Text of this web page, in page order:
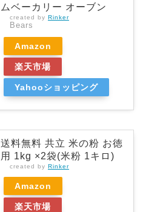
ムベーカリー オーブン
created by Rinker
Bears
Amazon
楽天市場
Yahooショッピング
送料無料 共立 米の粉 お徳
用 1kg ×2袋(米粉 1キロ)
created by Rinker
Amazon
楽天市場